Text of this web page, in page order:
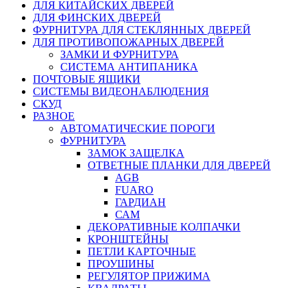
ДЛЯ КИТАЙСКИХ ДВЕРЕЙ
ДЛЯ ФИНСКИХ ДВЕРЕЙ
ФУРНИТУРА ДЛЯ СТЕКЛЯННЫХ ДВЕРЕЙ
ДЛЯ ПРОТИВОПОЖАРНЫХ ДВЕРЕЙ
ЗАМКИ И ФУРНИТУРА
СИСТЕМА АНТИПАНИКА
ПОЧТОВЫЕ ЯЩИКИ
СИСТЕМЫ ВИДЕОНАБЛЮДЕНИЯ
СКУД
РАЗНОЕ
АВТОМАТИЧЕСКИЕ ПОРОГИ
ФУРНИТУРА
ЗАМОК ЗАЩЕЛКА
ОТВЕТНЫЕ ПЛАНКИ ДЛЯ ДВЕРЕЙ
AGB
FUARO
ГАРДИАН
САМ
ДЕКОРАТИВНЫЕ КОЛПАЧКИ
КРОНШТЕЙНЫ
ПЕТЛИ КАРТОЧНЫЕ
ПРОУШИНЫ
РЕГУЛЯТОР ПРИЖИМА